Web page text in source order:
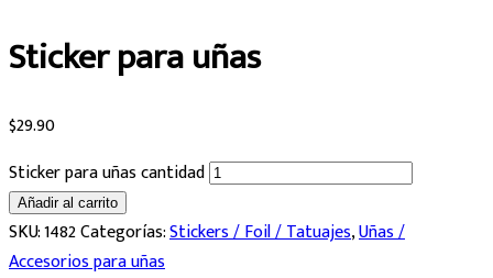
Sticker para uñas
$29.90
Sticker para uñas cantidad
Añadir al carrito
SKU:1482Categorías:Stickers / Foil / Tatuajes,Uñas /
Accesorios para uñas